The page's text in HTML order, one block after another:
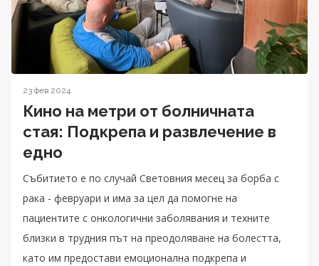
23 фев 2024
Кино на метри от болничната
стая: Подкрепа и развлечение в
едно
Събитието е по случай Световния месец за борба с
рака - февруари и има за цел да помогне на
пациентите с онкологични заболявания и техните
близки в трудния път на преодоляване на болестта,
като им предостави емоционална подкрепа и